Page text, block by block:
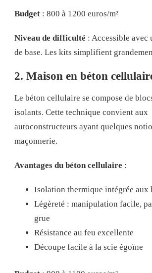
Budget : 800 à 1200 euros/m²
Niveau de difficulté : Accessible avec
de base. Les kits simplifient
2. Maison en béton
Le béton cellulaire se compose de
isolants. Cette technique convient aux
autoconstructeurs ayant quelques
maçonnerie.
Avantages du béton cellulaire :
Isolation thermique intégrée aux
Légèreté : manipulation facile,
grue
Résistance au feu excellente
Découpe facile à la scie égoïne